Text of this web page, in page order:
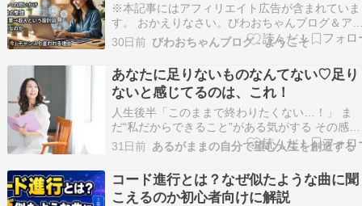
※本記事にはアフィリエイト広告が含まれていま
す。 おかえりなさい。びわおちゃんブログ＆ア
オタWorldへようこそ。 「このままで、いいのか
な」――そう呟いた夜が、一度や二度はあったの
ではないでしょうか。特別に困っているわけでは
ないけれど、心のどこかに小さな余裕が足りてい
ない、…
30日前 びわおちゃんブログ - ようこそ
あなたに足りないものなんてない♡足り
ないと感じてるのは、これ！
人生後半「このままで終わりたくない…！」 ま
だ“私だからできること”がある気がする その感覚
は魂からのサイン 足りない何かを埋めようとし
も答えを探しに行っても どこか満たされなかっ
のは “魂が望む生き方”をまだ生きれてないから
う無理に頑張らなくていい“あなただけの答え”…
31日前 あるがままの自分で望む人生を創造する
コード進行とは？なぜ似たような曲に聞
こえるのか初心者向けに解説